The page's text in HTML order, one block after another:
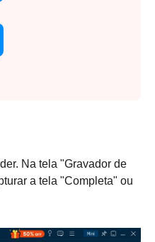
Na tela "Gravador de
a tela "Completa" ou